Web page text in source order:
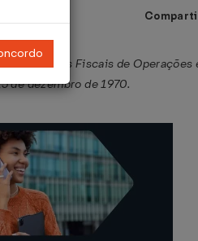
os Códigos Fiscais de Operações
de dezembro de 1970.